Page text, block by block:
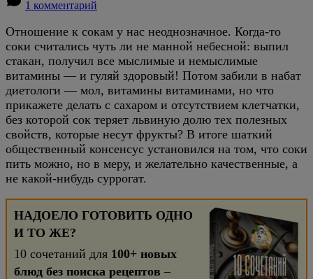
1 комментарий
Отношение к сокам у нас неоднозначное. Когда-то
соки считались чуть ли не манной небесной: выпил
стакан, получил все мыслимые и немыслимые
витамины — и гуляй здоровый! Потом забили в набат
диетологи — мол, витамины витаминами, но что
прикажете делать с сахаром и отсутствием клетчатки,
без которой сок теряет львиную долю тех полезных
свойств, которые несут фрукты? В итоге шаткий
общественный консенсус установился на том, что соки
пить можно, но в меру, и желательно качественные, а
не какой-нибудь суррогат.
НАДОЕЛО ГОТОВИТЬ ОДНО
И ТО ЖЕ?
10 сочетаний для 100+ новых
блюд без поиска рецептов –